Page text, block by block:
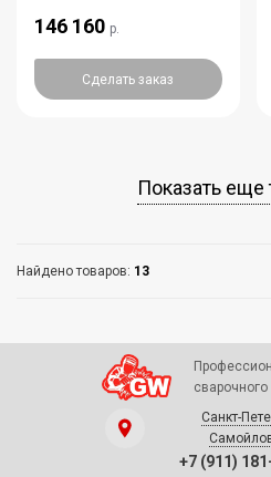
146 160 р.
Сделать заказ
Показать еще
Найдено товаров: 13
Санкт-
+7 (911)